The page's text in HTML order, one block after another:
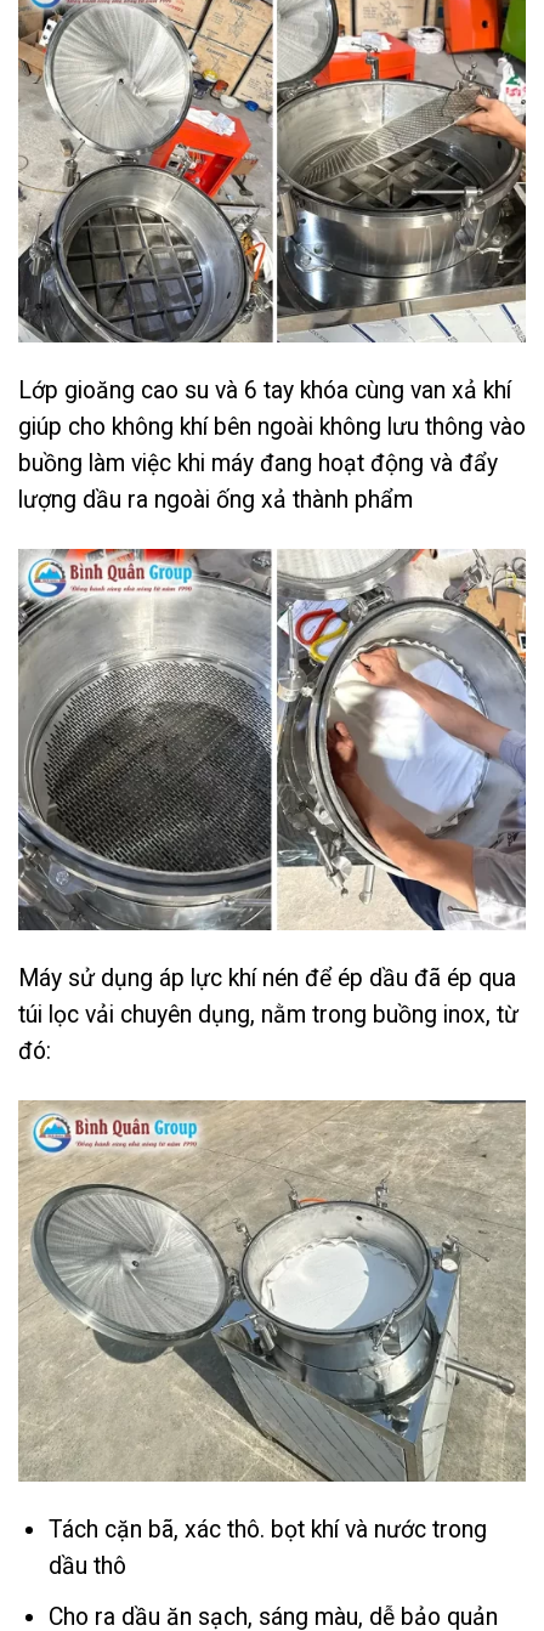
Lớp gioăng cao su và 6 tay khóa cùng van xả khí
giúp cho không khí bên ngoài không lưu thông vào
buồng làm việc khi máy đang hoạt động và đẩy
lượng dầu ra ngoài ống xả thành phẩm
Máy sử dụng áp lực khí nén để ép dầu đã ép qua
túi lọc vải chuyên dụng, nằm trong buồng inox, từ
đó:
Tách cặn bã, xác thô. bọt khí và nước trong
dầu thô
Cho ra dầu ăn sạch, sáng màu, dễ bảo quản